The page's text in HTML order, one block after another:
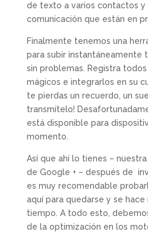
de texto a varios contactos y
comunicación que están en
Finalmente tenemos una
para subir instantáneamente
sin problemas. Registra
mágicos e integrarlos en su
te pierdas un recuerdo, un
transmítelo!
está disponible para
momento.
Así que ahí lo tienes –
de Google + – después de
es muy recomendable
aquí para quedarse y se
tiempo. A todo esto,
de la optimización en los